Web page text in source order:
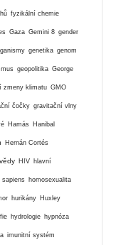
fyzikální chemie
Gaza Gemini 8 gender
genetika genom
geopolitika George
zmeny klimatu GMO
čočky gravitační vlny
Hamás Hanibal
Hernán Cortés
HIV hlavní
sapiens homosexualita
hurikány Huxley
hydrologie hypnóza
imunitní systém